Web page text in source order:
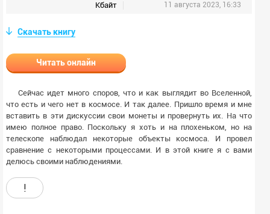
Кбайт
11 августа 2023, 16:33
Скачать книгу
Читать онлайн
Сейчас идет много споров, что и как выглядит во Вселенной,
что есть и чего нет в космосе. И так далее. Пришло время и мне
вставить в эти дискуссии свои монеты и провернуть их. На что
имею полное право. Поскольку я хоть и на плохеньком, но на
телескопе наблюдал некоторые объекты космоса. И провел
сравнение с некоторыми процессами. И в этой книге я с вами
делюсь своими наблюдениями.
!